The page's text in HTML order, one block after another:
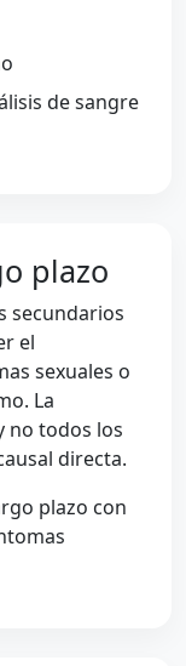
de sangre
plazo
secundarios
el
sexuales o
La
no todos los
directa.
plazo con